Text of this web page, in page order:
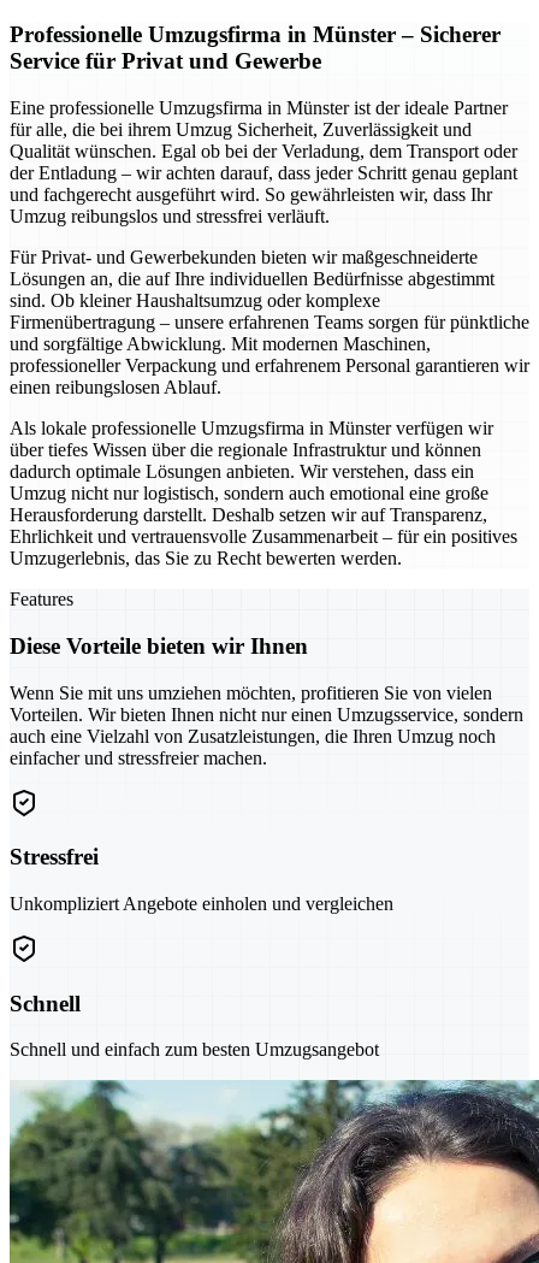
Professionelle Umzugsfirma in Münster – Sicherer
Service für Privat und Gewerbe
Eine professionelle Umzugsfirma in Münster ist der ideale Partner
für alle, die bei ihrem Umzug Sicherheit, Zuverlässigkeit und
Qualität wünschen. Egal ob bei der Verladung, dem Transport oder
der Entladung – wir achten darauf, dass jeder Schritt genau geplant
und fachgerecht ausgeführt wird. So gewährleisten wir, dass Ihr
Umzug reibungslos und stressfrei verläuft.
Für Privat- und Gewerbekunden bieten wir maßgeschneiderte
Lösungen an, die auf Ihre individuellen Bedürfnisse abgestimmt
sind. Ob kleiner Haushaltsumzug oder komplexe
Firmenübertragung – unsere erfahrenen Teams sorgen für pünktliche
und sorgfältige Abwicklung. Mit modernen Maschinen,
professioneller Verpackung und erfahrenem Personal garantieren wir
einen reibungslosen Ablauf.
Als lokale professionelle Umzugsfirma in Münster verfügen wir
über tiefes Wissen über die regionale Infrastruktur und können
dadurch optimale Lösungen anbieten. Wir verstehen, dass ein
Umzug nicht nur logistisch, sondern auch emotional eine große
Herausforderung darstellt. Deshalb setzen wir auf Transparenz,
Ehrlichkeit und vertrauensvolle Zusammenarbeit – für ein positives
Umzugerlebnis, das Sie zu Recht bewerten werden.
Features
Diese Vorteile bieten wir Ihnen
Wenn Sie mit uns umziehen möchten, profitieren Sie von vielen
Vorteilen. Wir bieten Ihnen nicht nur einen Umzugsservice, sondern
auch eine Vielzahl von Zusatzleistungen, die Ihren Umzug noch
einfacher und stressfreier machen.
Stressfrei
Unkompliziert Angebote einholen und vergleichen
Schnell
Schnell und einfach zum besten Umzugsangebot